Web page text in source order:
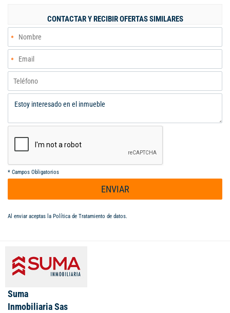
Núñez al celular 316 397 1491 o PBX 602 553 2727. Código
interno: V465120
CONTACTAR Y RECIBIR OFERTAS SIMILARES
* Campos Obligatorios
ENVIAR
Al enviar aceptas la Política de Tratamiento de datos.
Suma
Inmobiliaria Sas